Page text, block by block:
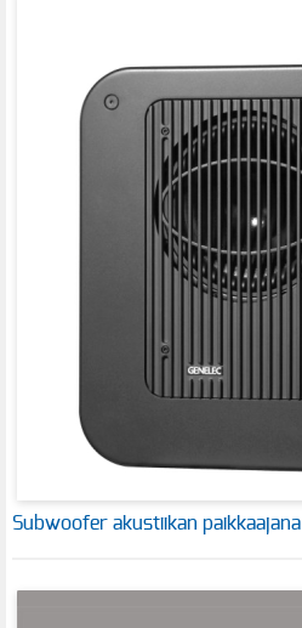
Subwoofer akustiikan paikkaajana